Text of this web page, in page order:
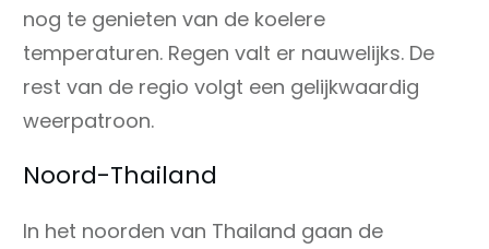
nog te genieten van de koelere
temperaturen. Regen valt er nauwelijks. De
rest van de regio volgt een gelijkwaardig
weerpatroon.
Noord-Thailand
In het noorden van Thailand gaan de